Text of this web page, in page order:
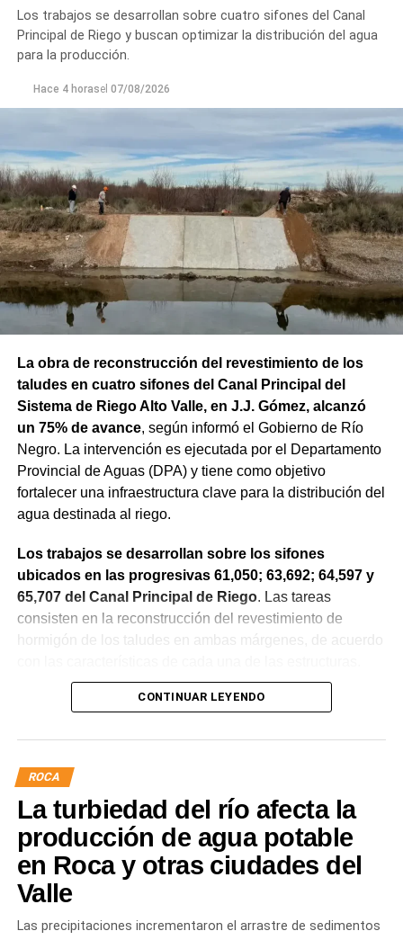
Los trabajos se desarrollan sobre cuatro sifones del Canal
Principal de Riego y buscan optimizar la distribución del agua
para la producción.
Hace 4 horasel 07/08/2026
La obra de reconstrucción del revestimiento de los
taludes en cuatro sifones del Canal Principal del
Sistema de Riego Alto Valle, en J.J. Gómez, alcanzó
un 75% de avance, según informó el Gobierno de Río
Negro. La intervención es ejecutada por el Departamento
Provincial de Aguas (DPA) y tiene como objetivo
fortalecer una infraestructura clave para la distribución del
agua destinada al riego.
Los trabajos se desarrollan sobre los sifones
ubicados en las progresivas 61,050; 63,692; 64,597 y
65,707 del Canal Principal de Riego. Las tareas
consisten en la reconstrucción del revestimiento de
hormigón de los taludes en ambas márgenes, de acuerdo
La obra incluye la demolición de losas deterioradas, la
requieren, la ejecución de un nuevo revestimiento de
hormigón reforzado con malla de acero y el sellado de
juntas para mejorar la durabilidad de la infraestructura.
Desde el DPA destacaron que esta intervención forma
parte del plan de mantenimiento y renovación de la
infraestructura hídrica provincial, con el propósito de
optimizar la conducción del agua, preservar el Canal
seguro para los productores del Alto Valle.
CONTINUAR LEYENDO
ROCA
La turbiedad del río afecta la
producción de agua potable
en Roca y otras ciudades del
Valle
Las precipitaciones incrementaron el arrastre de sedimentos